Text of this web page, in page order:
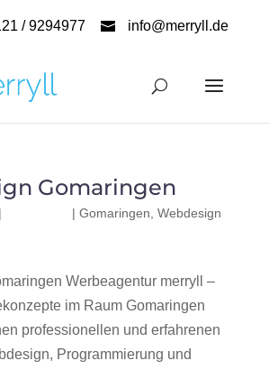
/ 9294977 info@merryll.de
Gomaringen
| | Gomaringen Webdesign
Werbeagentur merryll –
im Raum Gomaringen
professionellen und erfahrenen
Programmierung und